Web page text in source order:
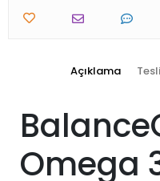
Açıklama
Omega